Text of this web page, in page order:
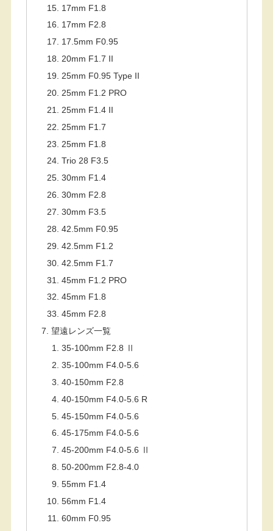
17mm F1.8
17mm F2.8
17.5mm F0.95
20mm F1.7 II
25mm F0.95 Type II
25mm F1.2 PRO
25mm F1.4 II
25mm F1.7
25mm F1.8
Trio 28 F3.5
30mm F1.4
30mm F2.8
30mm F3.5
42.5mm F0.95
42.5mm F1.2
42.5mm F1.7
45mm F1.2 PRO
45mm F1.8
45mm F2.8
望遠レンズ一覧
35-100mm F2.8 Ⅱ
35-100mm F4.0-5.6
40-150mm F2.8
40-150mm F4.0-5.6 R
45-150mm F4.0-5.6
45-175mm F4.0-5.6
45-200mm F4.0-5.6 Ⅱ
50-200mm F2.8-4.0
55mm F1.4
56mm F1.4
60mm F0.95